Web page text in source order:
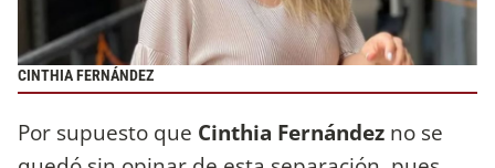
CINTHIA FERNÁNDEZ
Por supuesto que Cinthia Fernández no se